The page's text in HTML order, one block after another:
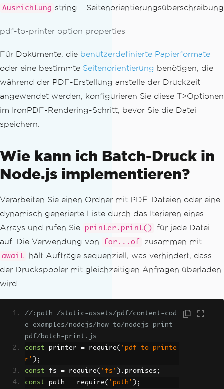
pdf-to-printer option properties
Ausrichtung string Seitenorientierungsüberschreibung
Für Dokumente, die benutzerdefinierte Papierformate
oder eine bestimmte Seitenorientierung benötigen, die
während der PDF-Erstellung anstelle der Druckzeit
angewendet werden, konfigurieren Sie diese T>Optionen
im IronPDF-Rendering-Schritt, bevor Sie die Datei
speichern.
Wie kann ich Batch-Druck in
Node.js implementieren?
Verarbeiten Sie einen Ordner mit PDF-Dateien oder eine
dynamisch generierte Liste durch das Iterieren eines
Arrays und rufen Sie
printer.print()
für jede Datei
auf. Die Verwendung von
for...of zusammen mit
await
hält Aufträge sequenziell, was verhindert, dass
der Druckspooler mit gleichzeitigen Anfragen überladen
wird.
//:path=/static-assets/pdf/content-cod
e-examples/nodejs/how-to/nodejs-print-
pdf/batch-print.js
const printer = require( 'pdf-to-printe
r' );
const fs = require( 'fs' ). promises ;
const path = require( 'path' );